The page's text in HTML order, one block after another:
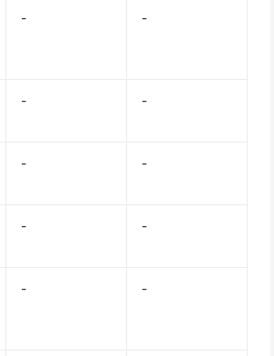
- -
- -
- -
- -
- -